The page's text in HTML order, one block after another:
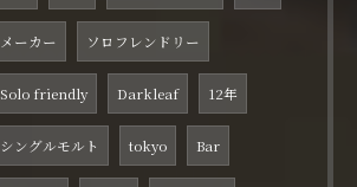
メーカー ソロフレンドリー
Solo friendly Darkleaf 12年
シングルモルト tokyo Bar